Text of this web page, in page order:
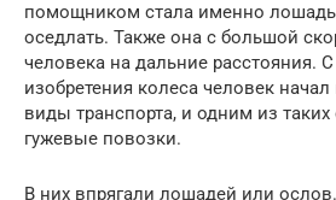
помощником стала именно
оседлать. Также она с большой
человека на дальние расстояния.
изобретения колеса человек
виды транспорта, и одним из
гужевые повозки.
В них впрягали лошадей или